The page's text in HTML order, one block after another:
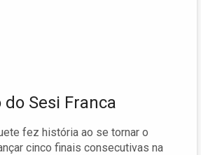
Sesi Franca
fez história ao se tornar o
cinco finais consecutivas na